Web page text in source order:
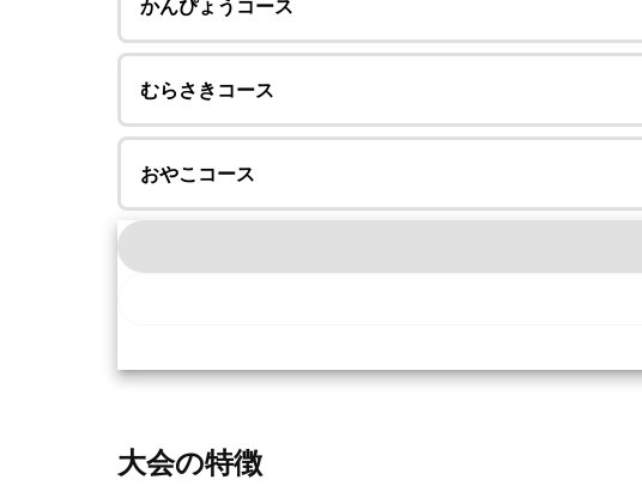
かんぴょうコース
むらさきコース
おやこコース
大会の特徴